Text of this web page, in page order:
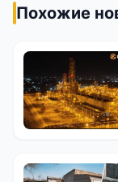
Похожие